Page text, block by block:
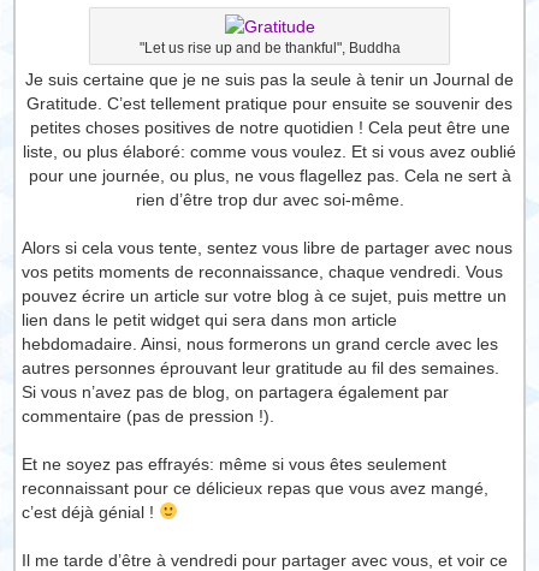
"Let us rise up and be thankful", Buddha
Je suis certaine que je ne suis pas la seule à tenir un Journal de
Gratitude. C’est tellement pratique pour ensuite se souvenir des
petites choses positives de notre quotidien ! Cela peut être une
liste, ou plus élaboré: comme vous voulez. Et si vous avez oublié
pour une journée, ou plus, ne vous flagellez pas. Cela ne sert à
rien d’être trop dur avec soi-même.
Alors si cela vous tente, sentez vous libre de partager avec nous
vos petits moments de reconnaissance, chaque vendredi. Vous
pouvez écrire un article sur votre blog à ce sujet, puis mettre un
lien dans le petit widget qui sera dans mon article
hebdomadaire. Ainsi, nous formerons un grand cercle avec les
autres personnes éprouvant leur gratitude au fil des semaines.
Si vous n’avez pas de blog, on partagera également par
commentaire (pas de pression !).
Et ne soyez pas effrayés: même si vous êtes seulement
reconnaissant pour ce délicieux repas que vous avez mangé,
c’est déjà génial !
Il me tarde d’être à vendredi pour partager avec vous, et voir ce